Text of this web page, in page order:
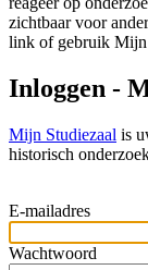
zichtbaar voor
link of gebruik Mijn
Inloggen -
Mijn Studiezaal is
historisch
E-mailadres
Wachtwoord